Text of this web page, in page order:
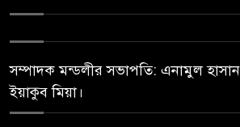
সম্পাদক মন্ডলীর সভাপতি: এনামুল
ইয়াকুব মিয়া।